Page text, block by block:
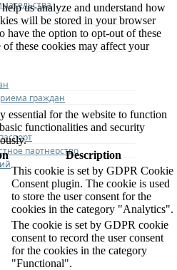
граждан
партнерство
us analyze and understand how
will be stored in your browser
have the option to opt-out of these
these cookies may affect your
essential for the website to function
functionalities and security
Description
This cookie is set by GDPR Cookie
Consent plugin. The cookie is used
to store the user consent for the
cookies in the category "Analytics".
The cookie is set by GDPR cookie
consent to record the user consent
for the cookies in the category
"Functional".